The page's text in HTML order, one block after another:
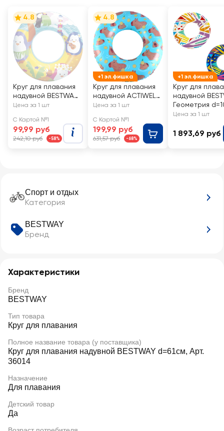
Спорт и отдых
Категория
BESTWAY
Бренд
Характеристики
Бренд
BESTWAY
Тип товара
Круг для плавания
Полное название товара (у поставщика)
Круг для плавания надувной BESTWAY d=61см, Арт.
36014
Назначение
Для плавания
Детский товар
Да
4.8
Круг для плавания
надувной BESTWAY
d=51см, Арт. 36113
Цена за 1 шт
С Картой №1
99,99 руб
242,10 руб -58%
+1 эл.фишка
4.8
Круг для плавания
надувной ACTIWELL
AQUA Капибара
Цена за 1 шт
С Картой №1
199,99 руб
631,57 руб -68%
+1 эл.фишка
Круг для
надувной
Геометрия
Арт. 36228
Цена за 1 шт
1 893,69 руб